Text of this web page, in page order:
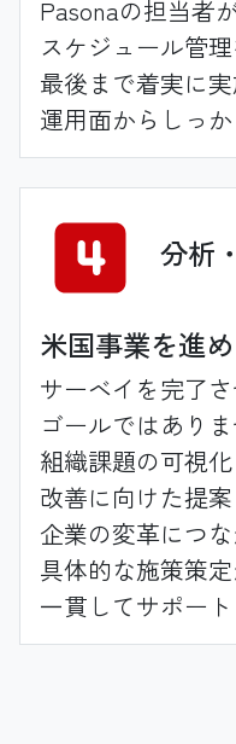
Pasonaの担当者
スケジュール管理
最後まで着実に実
運用面からしっか
分析
米国事業を進
サーベイを完了
ゴールではありま
組織課題の可視化
改善に向けた提案
企業の変革につな
具体的な施策策定
一貫してサポート